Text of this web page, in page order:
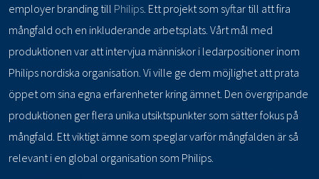
employer branding till Philips . Ett projekt som syftar till att fira
mångfald och en inkluderande arbetsplats. Vårt mål med
produktionen var att intervjua människor i ledarpositioner inom
Philips nordiska organisation. Vi ville ge dem möjlighet att prata
öppet om sina egna erfarenheter kring ämnet. Den övergripande
produktionen ger flera unika utsiktspunkter som sätter fokus på
mångfald. Ett viktigt ämne som speglar varför mångfalden är så
relevant i en global organisation som Philips.